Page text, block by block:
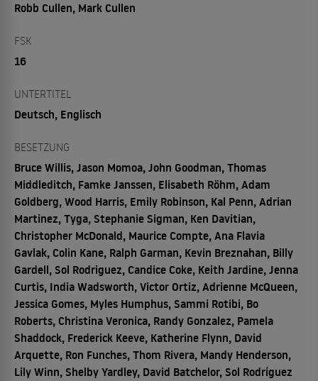
Robb Cullen, Mark Cullen
FSK
16
UNTERTITEL
Deutsch, Englisch
BESETZUNG
Bruce Willis, Jason Momoa, John Goodman, Thomas
Middleditch, Famke Janssen, Elisabeth Röhm, Adam
Goldberg, Wood Harris, Emily Robinson, Kal Penn, Adrian
Martinez, Tyga, Stephanie Sigman, Ken Davitian,
Christopher McDonald, Maurice Compte, Ana Flavia
Gavlak, Colin Kane, Ralph Garman, Kevin Breznahan, Billy
Gardell, Sol Rodriguez, Candice Coke, Keith Jardine, Jenna
Curtis, India Wadsworth, Victor Ortiz, Adrienne McQueen,
Jessica Gomes, Myles Humphus, Sammi Rotibi, Bo
Roberts, Christina Veronica, Randy Gonzalez, Pamela
Shaddock, Frederick Keeve, Katherine Flynn, David
Arquette, Ron Funches, Thom Rivera, Mandy Henderson,
Lily Winn, Shelby Yardley, David Batchelor, Sol Rodríguez